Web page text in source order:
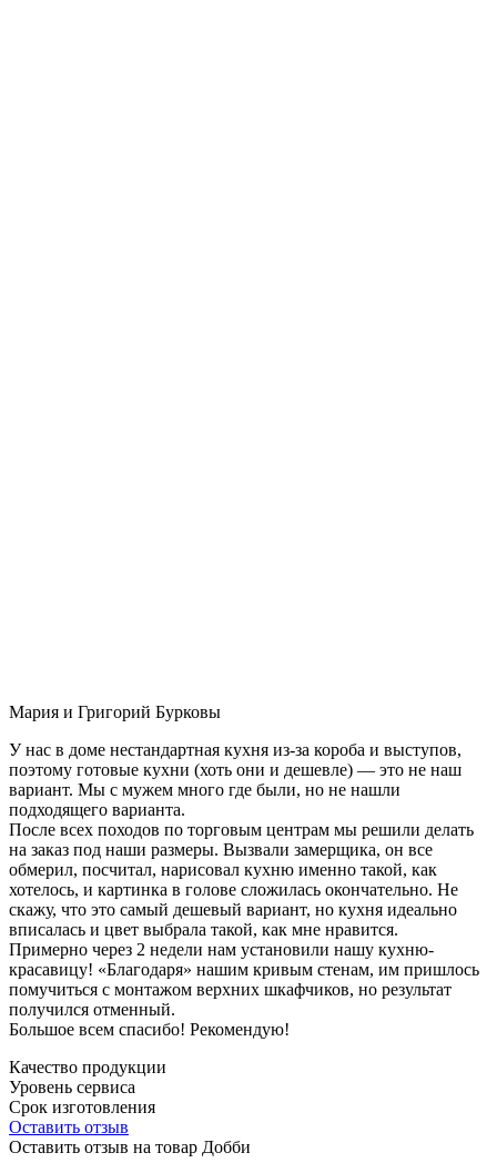
Мария и Григорий Бурковы
У нас в доме нестандартная кухня из-за короба и выступов,
поэтому готовые кухни (хоть они и дешевле) — это не наш
вариант. Мы с мужем много где были, но не нашли
подходящего варианта.
После всех походов по торговым центрам мы решили делать
на заказ под наши размеры. Вызвали замерщика, он все
обмерил, посчитал, нарисовал кухню именно такой, как
хотелось, и картинка в голове сложилась окончательно. Не
скажу, что это самый дешевый вариант, но кухня идеально
вписалась и цвет выбрала такой, как мне нравится.
Примерно через 2 недели нам установили нашу кухню-
красавицу! «Благодаря» нашим кривым стенам, им пришлось
помучиться с монтажом верхних шкафчиков, но результат
получился отменный.
Большое всем спасибо! Рекомендую!
Качество продукции
Уровень сервиса
Срок изготовления
Оставить отзыв
Оставить отзыв на товар Добби